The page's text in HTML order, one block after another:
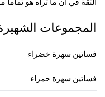
المجموعات
فساتين سهرة خضراء
فساتين سهرة حمراء